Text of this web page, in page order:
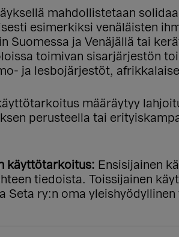
mahdollistetaan
esimerkiksi venäläisten
Suomessa ja Venäjällä tai
toimivan sisarjärjestön
ja lesbojärjestöt,
määräytyy
perusteella tai
käyttötarkoitus: Ensisijainen
tiedoista. Toissijainen
Seta ry:n oma